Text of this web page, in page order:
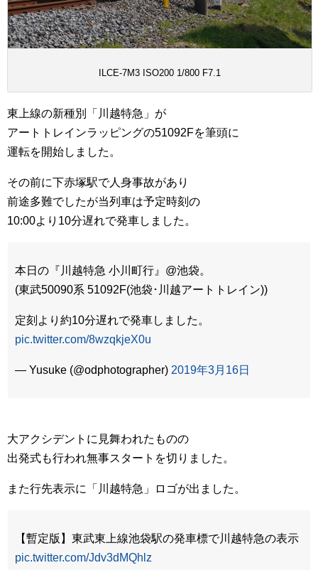
ILCE-7M3 ISO200 1/800 F7.1
東上線の新種別「川越特急」が
アートトレインラッピングの51092Fを筆頭に
運転を開始しました。
その前に下赤塚駅で人身事故があり
前途多難でしたが当列車は予定時刻の
10:00より10分遅れで発車しました。
本日の『川越特急 小川町行』@池袋。
(東武50090系 51092F(池袋･川越アートトレイン))
定刻より約10分遅れで発車しました。
pic.twitter.com/8wzqkjeX0u
— Yusuke (@odphotographer) 2019年3月16日
大アクシデントに見舞われたものの
出発式も行われ無事スタートを切りました。
また行先表示に「川越特急」ロゴが出ました。
【暫定版】東武東上線池袋駅の発車標で川越特急の表示
pic.twitter.com/Jdv3dMQhlz